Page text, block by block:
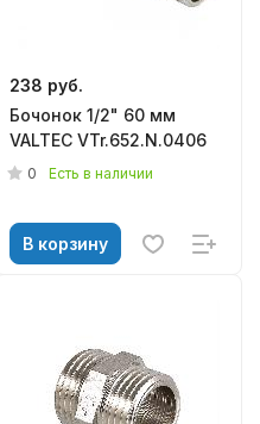
238 руб.
Бочонок 1/2" 60 мм
VALTEC VTr.652.N.0406
0 Есть в наличии
В корзину